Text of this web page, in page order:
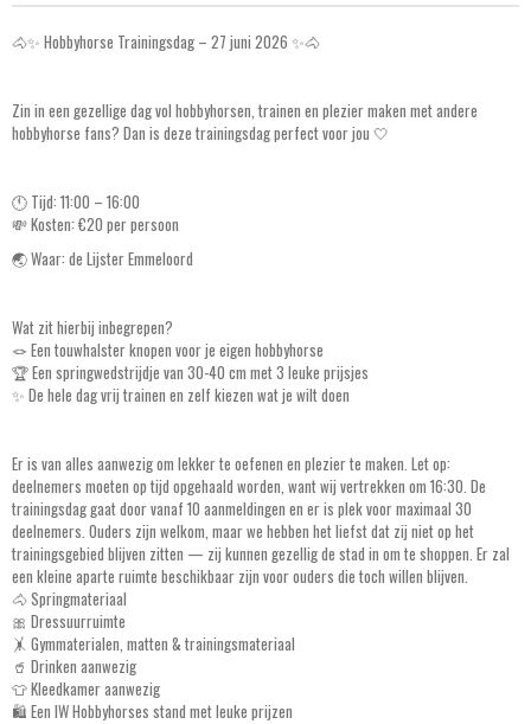
🐴✨ Hobbyhorse Trainingsdag – 27 juni 2026 ✨🐴
Zin in een gezellige dag vol hobbyhorsen, trainen en plezier maken met andere
hobbyhorse fans? Dan is deze trainingsdag perfect voor jou 🤍
🕚 Tijd: 11:00 – 16:00
💸 Kosten: €20 per persoon
🌏 Waar: de Lijster Emmeloord
Wat zit hierbij inbegrepen?
🪢 Een touwhalster knopen voor je eigen hobbyhorse
🏆 Een springwedstrijdje van 30-40 cm met 3 leuke prijsjes
✨ De hele dag vrij trainen en zelf kiezen wat je wilt doen
Er is van alles aanwezig om lekker te oefenen en plezier te maken. Let op:
deelnemers moeten op tijd opgehaald worden, want wij vertrekken om 16:30. De
trainingsdag gaat door vanaf 10 aanmeldingen en er is plek voor maximaal 30
deelnemers. Ouders zijn welkom, maar we hebben het liefst dat zij niet op het
trainingsgebied blijven zitten — zij kunnen gezellig de stad in om te shoppen. Er zal
een kleine aparte ruimte beschikbaar zijn voor ouders die toch willen blijven.
🐴 Springmateriaal
🎀 Dressuurruimte
🤸 Gymmaterialen, matten & trainingsmateriaal
🥤 Drinken aanwezig
👕 Kleedkamer aanwezig
🛍️ Een IW Hobbyhorses stand met leuke prijzen